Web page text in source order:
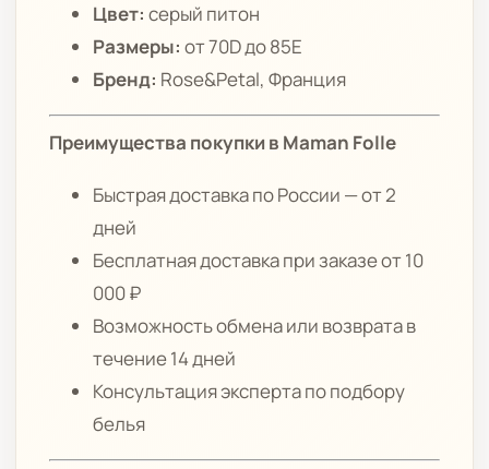
Цвет: серый питон
Размеры: от 70D до 85Е
Бренд: Rose&Petal, Франция
Преимущества покупки в Maman Folle
Быстрая доставка по России — от 2
дней
Бесплатная доставка при заказе от 10
000 ₽
Возможность обмена или возврата в
течение 14 дней
Консультация эксперта по подбору
белья